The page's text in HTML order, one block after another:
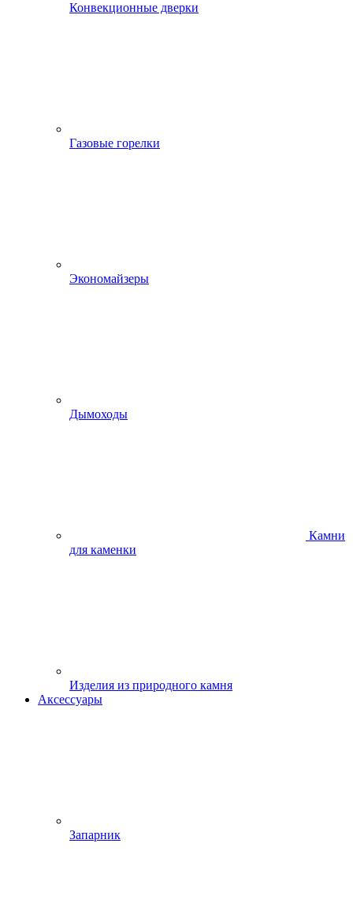
Конвекционные дверки
Газовые горелки
Экономайзеры
Дымоходы
Камни
для каменки
Изделия из природного камня
Аксессуары
Запарник